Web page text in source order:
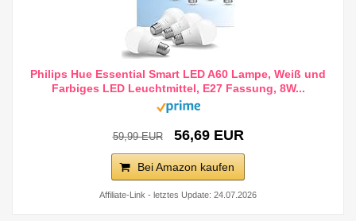
Philips Hue Essential Smart LED A60 Lampe, Weiß und
Farbiges LED Leuchtmittel, E27 Fassung, 8W...
59,99 EUR 56,69 EUR
Bei Amazon kaufen
Affiliate-Link - letztes Update: 24.07.2026